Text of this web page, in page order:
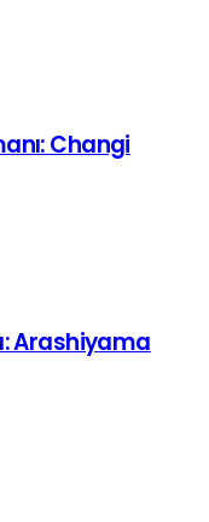
Changi
Arashiyama